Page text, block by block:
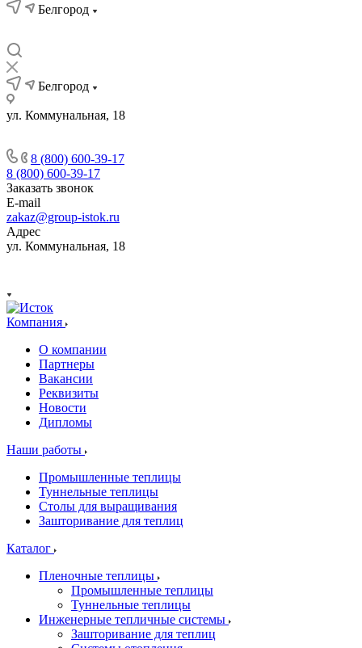
Белгород
Белгород
ул. Коммунальная, 18
8 (800) 600-39-17
8 (800) 600-39-17
Заказать звонок
E-mail
zakaz@group-istok.ru
Адрес
ул. Коммунальная, 18
Компания
О компании
Партнеры
Вакансии
Реквизиты
Новости
Дипломы
Наши работы
Промышленные теплицы
Туннельные теплицы
Столы для выращивания
Зашторивание для теплиц
Каталог
Пленочные теплицы
Промышленные теплицы
Туннельные теплицы
Инженерные тепличные системы
Зашторивание для теплиц